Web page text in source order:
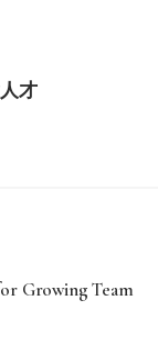
才
Growing Team